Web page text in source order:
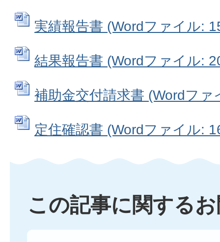
実績報告書 (Wordファイル:
結果報告書 (Wordファイル:
補助金交付請求書 (Wordファ
定住確認書 (Wordファイル:
この記事に関する